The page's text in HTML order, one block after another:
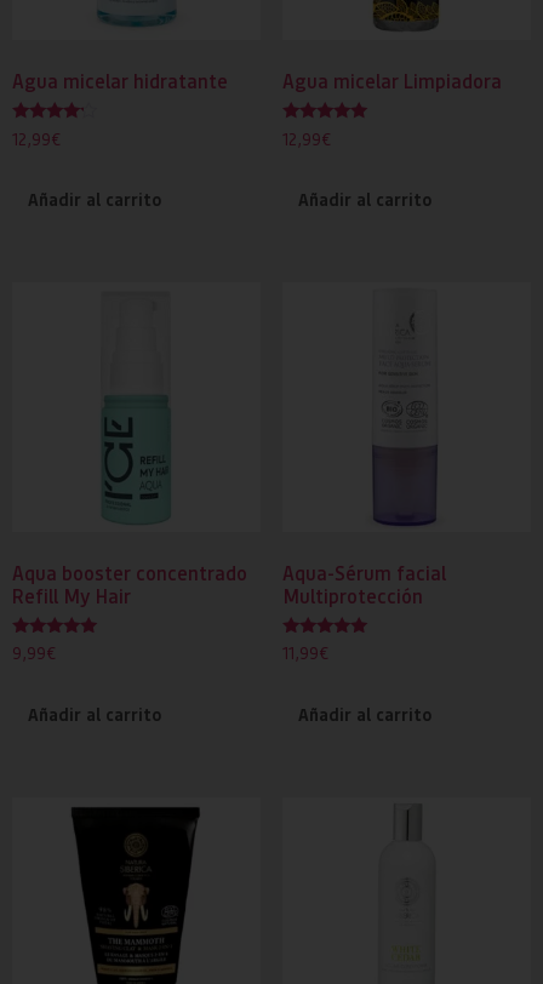
Agua micelar hidratante
Valorado
con
12,99€
Añadir al carrito
Agua micelar Limpiadora
Valorado
con
12,99€
Añadir al carrito
Aqua booster concentrado
Refill My Hair
Valorado
con
9,99€
Añadir al carrito
Aqua-Sérum facial
Multiprotección
Valorado
con
11,99€
Añadir al carrito